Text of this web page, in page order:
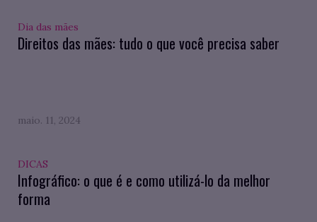
Dia das mães
Direitos das mães: tudo o que você precisa saber
maio. 11, 2024
DICAS
Infográfico: o que é e como utilizá-lo da melhor
forma